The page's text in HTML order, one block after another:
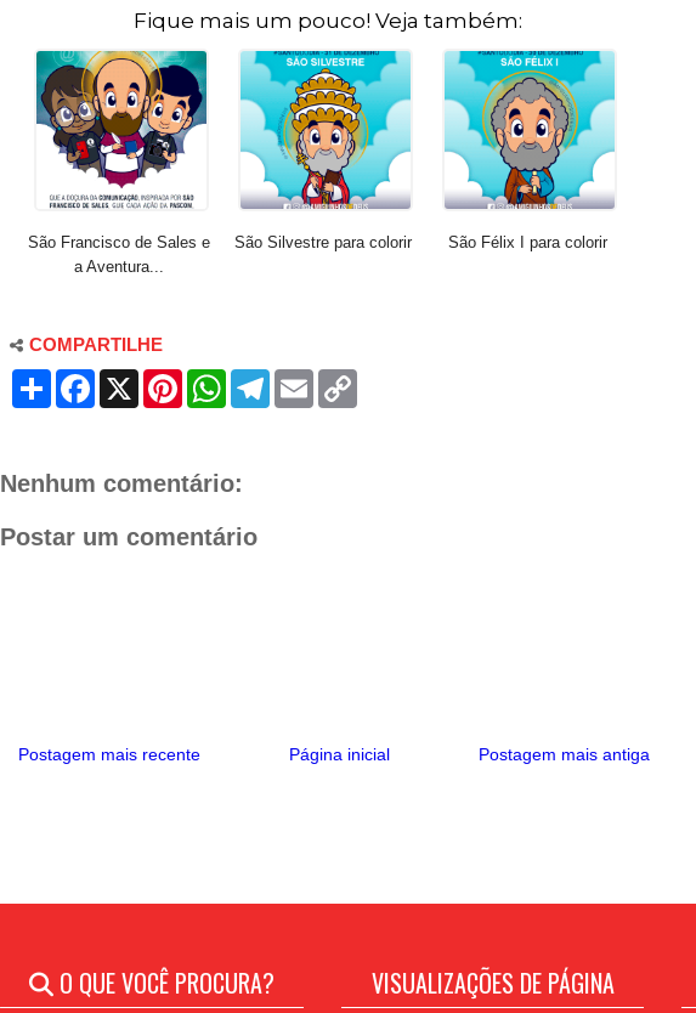
Fique mais um pouco! Veja também:
São Francisco de Sales e
a Aventura...
São Silvestre para colorir São Félix I para colorir
COMPARTILHE
S
F
X
P
r
e
t
W
A
p
T
E
m
Nenhum comentário:
Postar um comentário
Postagem mais recente Postagem mais antiga
Página inicial
O QUE VOCÊ PROCURA? VISUALIZAÇÕES DE PÁGINA